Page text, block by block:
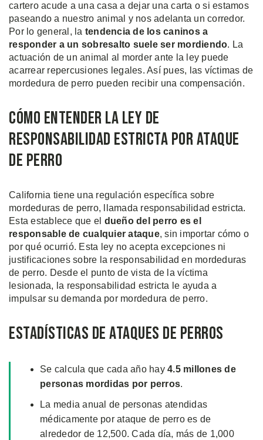
cartero acude a una casa a dejar una carta o si estamos
paseando a nuestro animal y nos adelanta un corredor.
Por lo general, la tendencia de los caninos a
responder a un sobresalto suele ser mordiendo. La
actuación de un animal al morder ante la ley puede
acarrear repercusiones legales. Así pues, las víctimas de
mordedura de perro pueden recibir una compensación.
Cómo Entender la Ley de
Responsabilidad Estricta por Ataque
de Perro
California tiene una regulación específica sobre
mordeduras de perro, llamada responsabilidad estricta.
Esta establece que el dueño del perro es el
responsable de cualquier ataque, sin importar cómo o
por qué ocurrió. Esta ley no acepta excepciones ni
justificaciones sobre la responsabilidad en mordeduras
de perro. Desde el punto de vista de la víctima
lesionada, la responsabilidad estricta le ayuda a
impulsar su demanda por mordedura de perro.
Estadísticas de Ataques de Perros
Se calcula que cada año hay4.5 millones de
personas mordidas por perros.
La media anual de personas atendidas
médicamente por ataque de perro es de
alrededor de 12,500. Cada día, más de 1,000